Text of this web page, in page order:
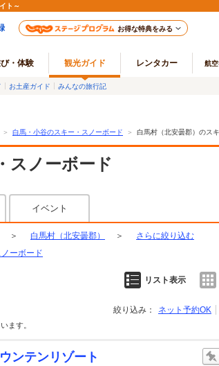
ト～
お得な特典をみる
・体験 観光ガイド レンタカー 航
お土産ガイド みんなの旅行記
＞ 白馬・小谷のスキー・スノーボード ＞ 白馬村（北安曇郡）のス
スノーボード
イベント
＞ 白馬村（北安曇郡） ＞
さらに絞り込む
ーボード
リスト表示
絞り込み： ネット予約OK
ます。
ンテンリゾート